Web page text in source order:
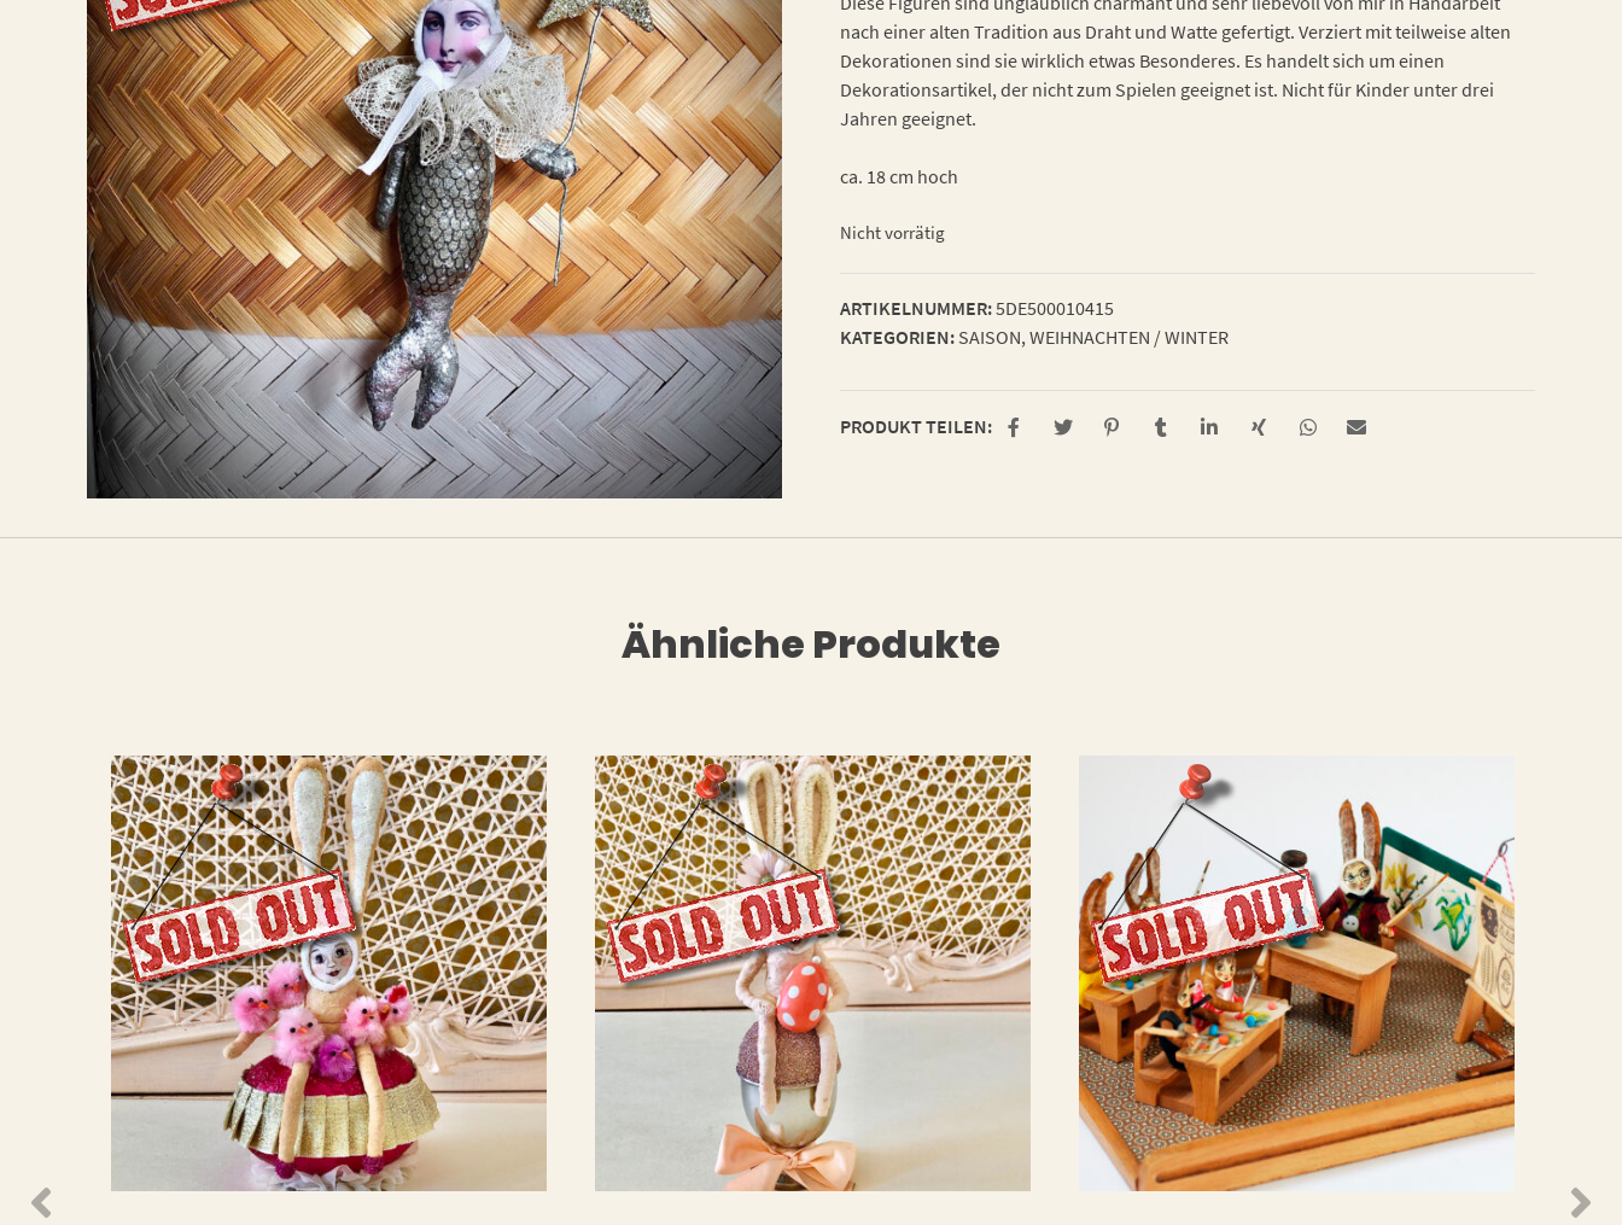
nach einer alten Tradition aus Draht und Watte gefertigt. Verziert mit teilweise alten
Dekorationen sind sie wirklich etwas Besonderes. Es handelt sich um einen
Dekorationsartikel, der nicht zum Spielen geeignet ist. Nicht für Kinder unter drei
Jahren geeignet.
ca. 18 cm hoch
Nicht vorrätig
ARTIKELNUMMER:5DE500010415
KATEGORIEN: SAISON,WEIHNACHTEN / WINTER
PRODUKT TEILEN:
Ähnliche Produkte
WEITERLESEN